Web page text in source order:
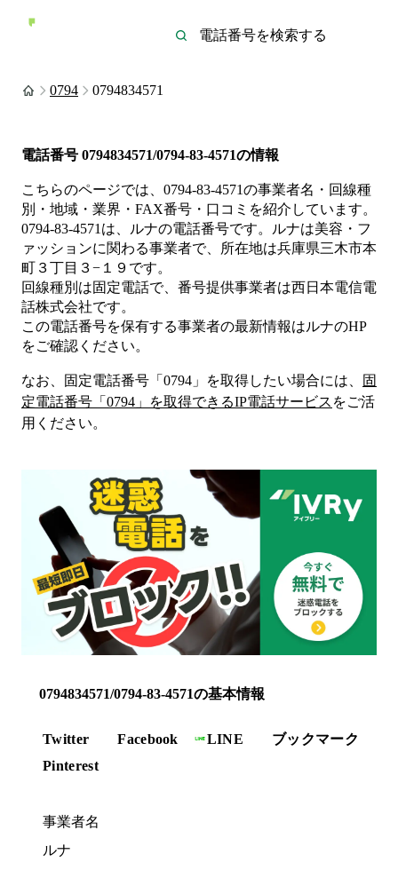
0794 0794834571
電話番号 0794834571/0794-83-4571の情報
こちらのページでは、 0794-83-4571の事業者名・回線種
別・地域・業界・FAX番号・口コミを紹介しています。
0794-83-4571 は、 ルナの電話番号です。 ルナは美容・フ
ァッションに関わる事業者で、所在地は兵庫県三木市本
町３丁目３−１９ です。
回線種別は固定電話で、番号提供事業者は西日本電信電
話株式会社です。
この電話番号を保有する事業者の最新情報はルナのHP
をご確認ください。
なお、固定電話番号「 0794 」を取得したい場合には、
固
定電話番号「 0794 」を取得できるIP電話サービス をご活
用ください。
0794834571/0794-83-4571の基本情報
Twitter Facebook LINE
ブックマーク
Pinterest
事業者名
ルナ